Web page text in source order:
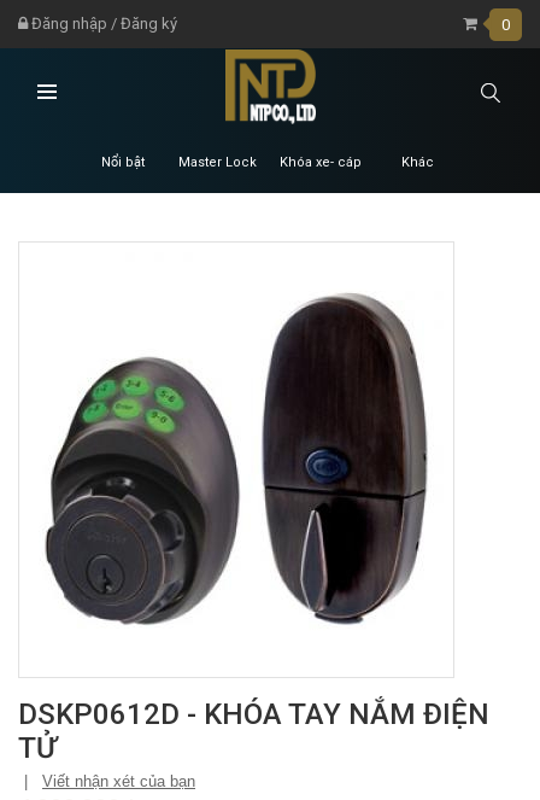
Đăng nhập / Đăng ký 0
Nổi bật Master Lock Khóa xe- cáp Khác
DSKP0612D - KHÓA TAY NẮM ĐIỆN
TỬ
Viết nhận xét của bạn